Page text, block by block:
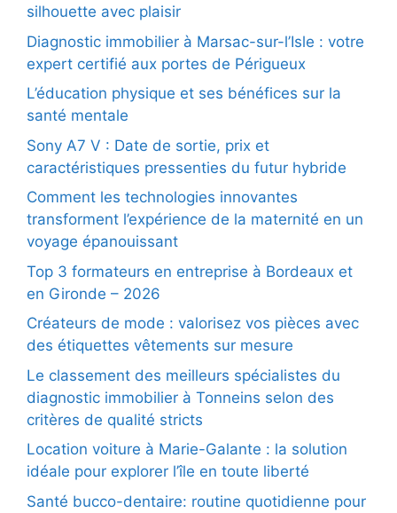
silhouette avec plaisir
Diagnostic immobilier à Marsac-sur-l’Isle : votre
expert certifié aux portes de Périgueux
L’éducation physique et ses bénéfices sur la
santé mentale
Sony A7 V : Date de sortie, prix et
caractéristiques pressenties du futur hybride
Comment les technologies innovantes
transforment l’expérience de la maternité en un
voyage épanouissant
Top 3 formateurs en entreprise à Bordeaux et
en Gironde – 2026
Créateurs de mode : valorisez vos pièces avec
des étiquettes vêtements sur mesure
Le classement des meilleurs spécialistes du
diagnostic immobilier à Tonneins selon des
critères de qualité stricts
Location voiture à Marie-Galante : la solution
idéale pour explorer l’île en toute liberté
Santé bucco-dentaire: routine quotidienne pour